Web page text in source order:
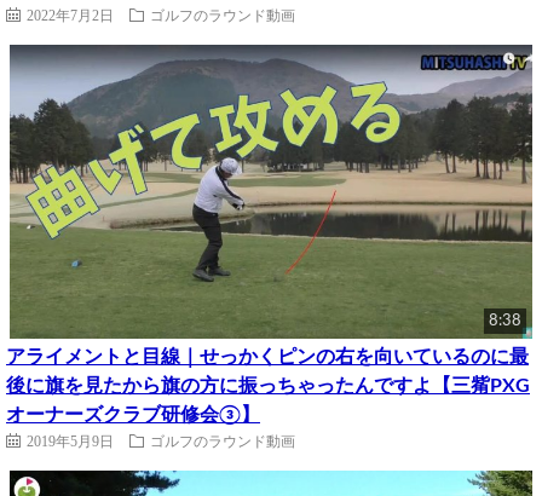
2022年7月2日 ゴルフのラウンド動画
8:38
アライメントと目線｜せっかくピンの右を向いているのに最
後に旗を見たから旗の方に振っちゃったんですよ【三觜PXG
オーナーズクラブ研修会③】
2019年5月9日 ゴルフのラウンド動画